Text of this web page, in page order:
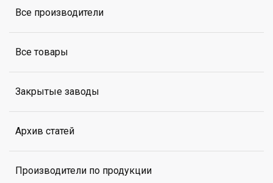
Все производители
Все товары
Закрытые заводы
Архив статей
Производители по продукции